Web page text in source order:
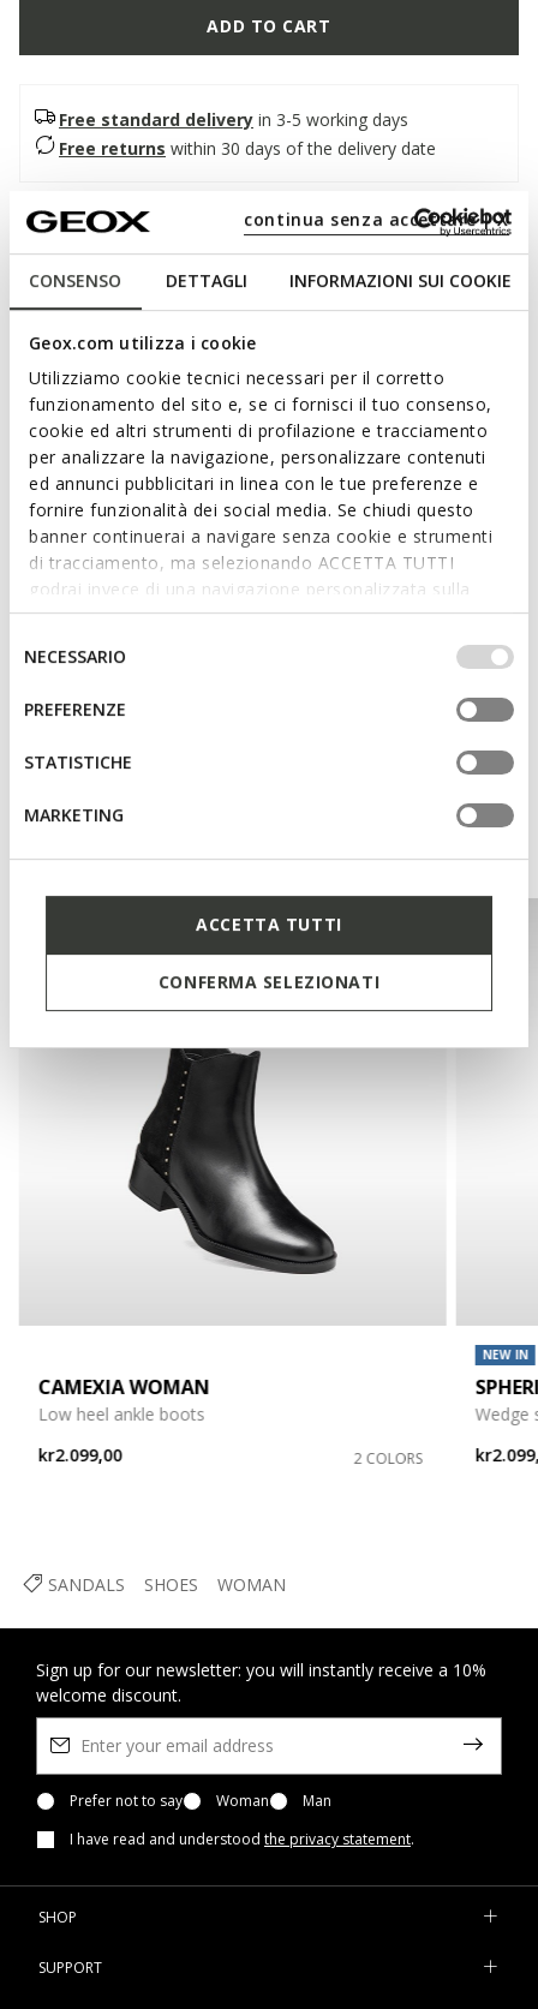
CONSENSO DETTAGLI INFORMAZIONI SUI COOKIE
Geox.com utilizza i cookie
Utilizziamo cookie tecnici necessari per il corretto
funzionamento del sito e, se ci fornisci il tuo consenso,
cookie ed altri strumenti di profilazione e tracciamento
per analizzare la navigazione, personalizzare contenuti
ed annunci pubblicitari in linea con le tue preferenze e
fornire funzionalità dei social media. Se chiudi questo
banner continuerai a navigare senza cookie e strumenti
di tracciamento, ma selezionando ACCETTA TUTTI
godrai invece di una navigazione personalizzata sulla
base dei tuoi gusti ed interessi. Selezionando
IMPOSTAZIONI potrai anche scegliere quali cookies ed
altri strumenti di tracciamento autorizzare. Per maggiori
informazioni o per modificare in qualsiasi momento le
tue impostazioni, visita la nostra
del
consenso
NECESSARIO
PREFERENZE
STATISTICHE
MARKETING
ACCETTA TUTTI
CONFERMA SELEZIONATI
continua senza accettare | X
ADD TO CART
Free standard delivery in 3-5 working days
Free returns within 30 days of the delivery date
Description
contemporary design. In this light gold and beige version with
soft nappa leather. Breathable and comfortable, Eraklia 15 is
a must-have for the summer season.
ITEM CODE:D6580D0KYTUC2235
Features
Heel height: 1,5 cm / 0,6"
Buckle on the strap to adjust the fit
Materials
Technologies
SANDALS SHOES WOMAN
CAMEXIA WOMAN
Low heel ankle boots
kr2.099,00
2 COLORS
NEW IN
Wedge
Sign up for our newsletter: you will instantly receive a 10%
welcome discount.
Prefer not to say Woman
Man
I have read and understood the privacy statement.
SHOP
SUPPORT